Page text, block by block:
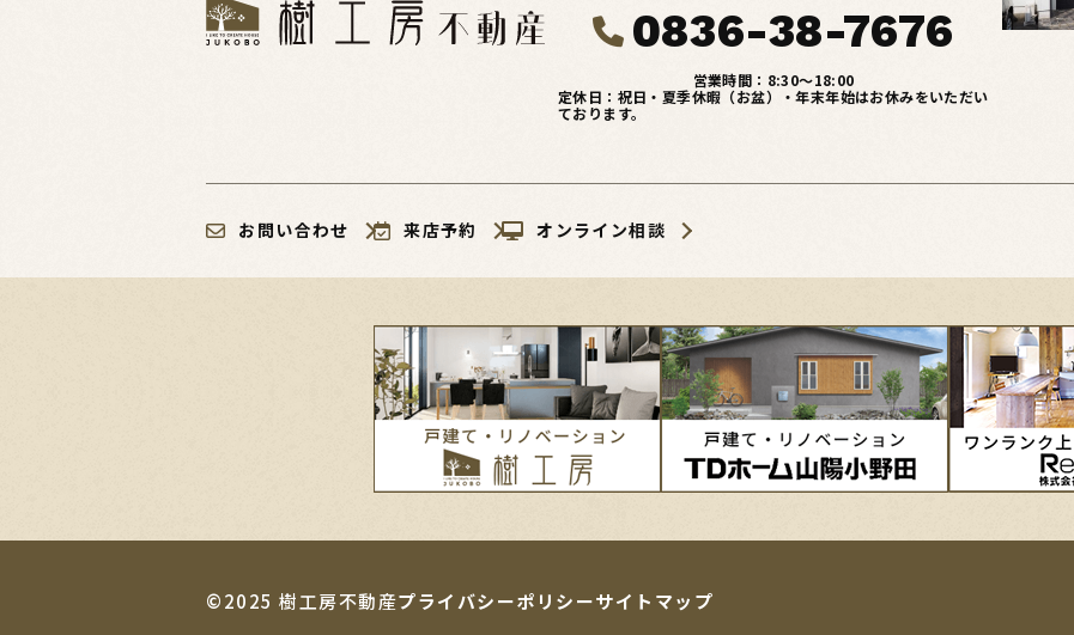
0836-38-7676
営業時間：8:30〜18:00
定休日：祝日・夏季休暇（お盆）・年末年始はお休みをいただい
ております。
お問い合わせ 来店予約 オンライン相談
プライバシーポリシーサイトマップ
©2025 樹工房不動産